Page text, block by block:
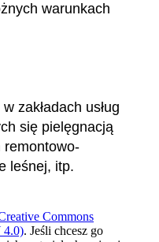
warunkach
zakładach usług
się pielęgnacją
remontowo-
leśnej, itp.
Commons
4.0). Jeśli chcesz go